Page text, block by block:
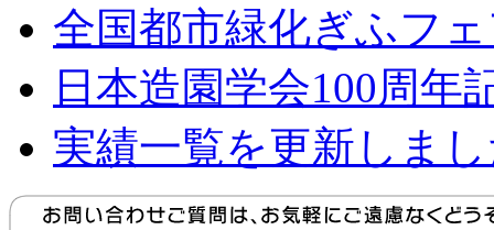
全国都市緑化ぎふフ
日本造園学会100周年
実績一覧を更新しま